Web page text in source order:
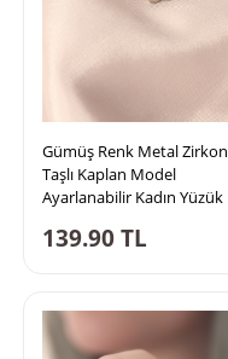
Gümüş Renk Metal Zirkon
Taşlı Kaplan Model
Ayarlanabilir Kadın Yüzük
139.90TL